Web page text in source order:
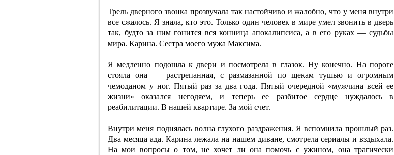
Трель дверного звонка прозвучала так настойчиво и жалобно, что у меня внутри
все сжалось. Я знала, кто это. Только один человек в мире умел звонить в дверь
так, будто за ним гонится вся конница апокалипсиса, а в его руках — судьбы
мира. Карина. Сестра моего мужа Максима.
Я медленно подошла к двери и посмотрела в глазок. Ну конечно. На пороге
стояла она — растрепанная, с размазанной по щекам тушью и огромным
чемоданом у ног. Пятый раз за два года. Пятый очередной «мужчина всей ее
жизни» оказался негодяем, и теперь ее разбитое сердце нуждалось в
реабилитации. В нашей квартире. За мой счет.
Внутри меня поднялась волна глухого раздражения. Я вспомнила прошлый раз.
Два месяца ада. Карина лежала на нашем диване, смотрела сериалы и вздыхала.
На мои вопросы о том, не хочет ли она помочь с ужином, она трагически